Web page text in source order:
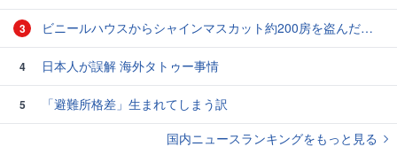
3 ビニールハウスからシャインマスカット約200房を盗んだ疑い ネットで販売か 無職の男（42）逮捕 岡山県警
4 日本人が誤解 海外タトゥー事情
5
「避難所格差」生まれてしまう訳
国内ニュースランキングをもっと見る